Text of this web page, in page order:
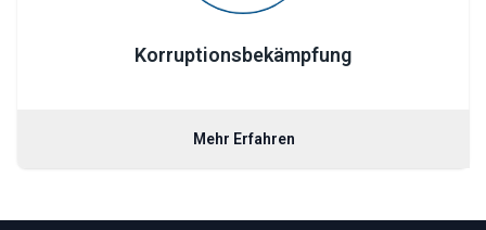
Korruptionsbekämpfung
Mehr Erfahren